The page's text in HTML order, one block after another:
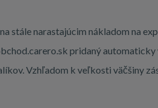
stále narastajúcim nákladom na
pridaný
Vzhľadom k veľkosti väčšiny